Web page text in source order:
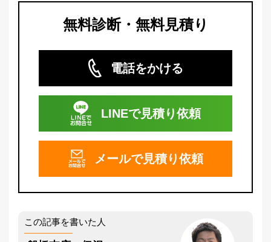
無料診断・無料見積り
電話をかける
LINEで見積り依頼
メールで見積り依頼
この記事を書いた人